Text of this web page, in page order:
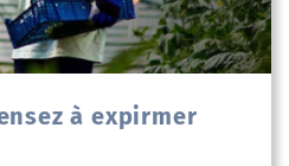
à expirmer